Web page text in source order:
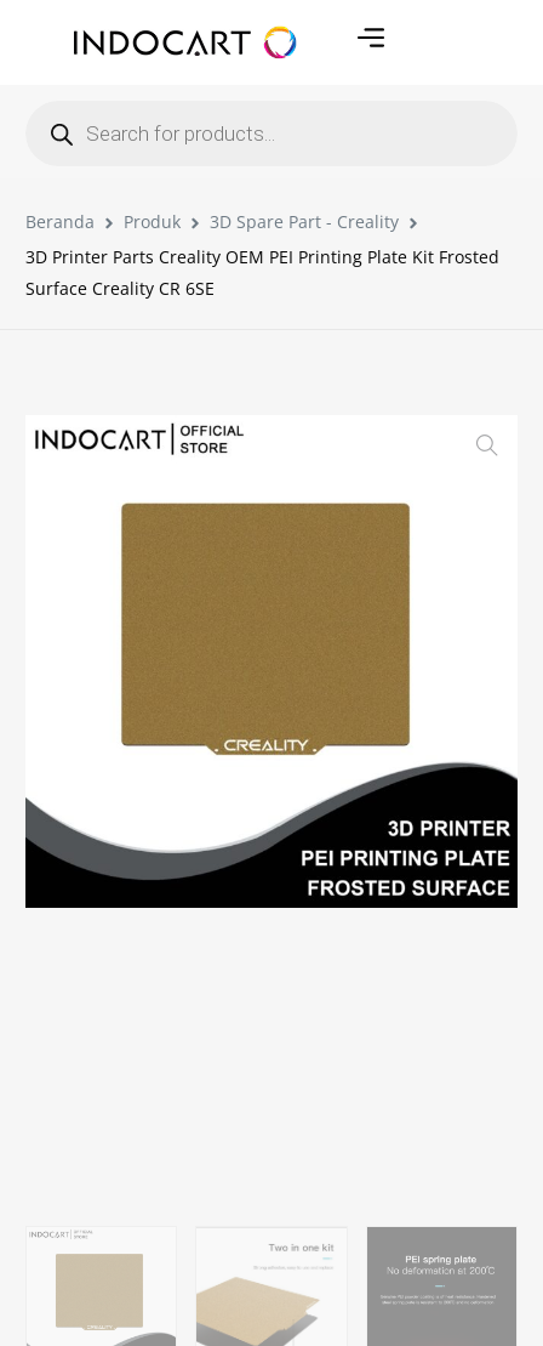
Beranda Produk
3D Spare Part - Creality
3D Printer Parts Creality OEM PEI Printing Plate Kit Frosted
Surface Creality CR 6SE